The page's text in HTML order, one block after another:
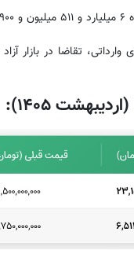
تقاضا در بازار آزاد
۱۴۰۵):